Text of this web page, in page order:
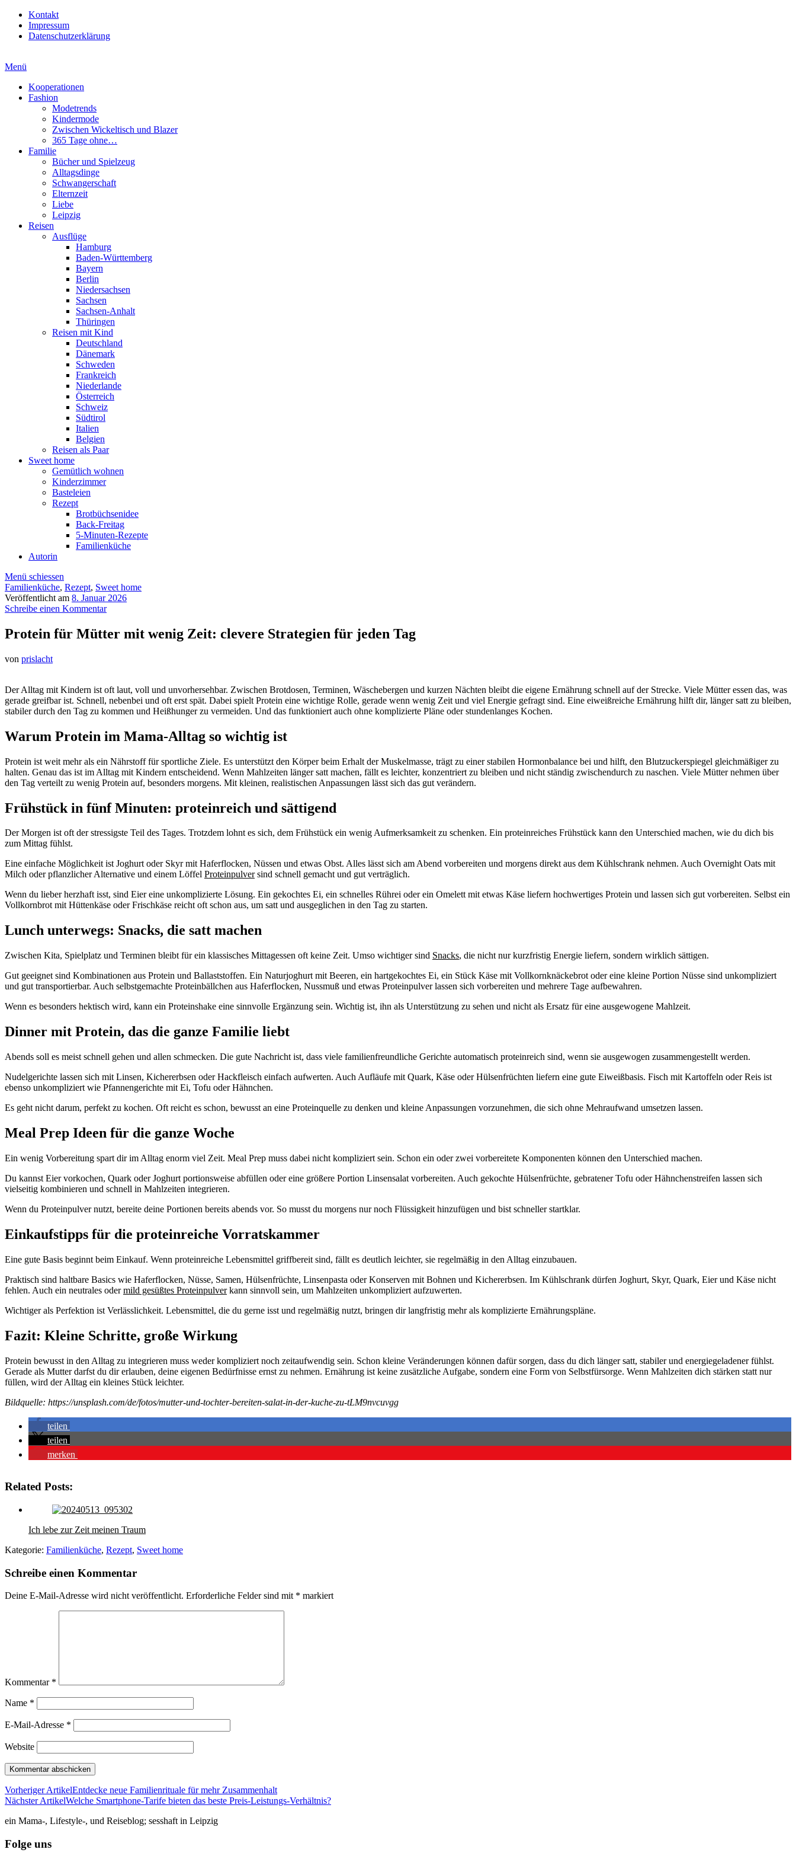
Kontakt
Impressum
Datenschutzerklärung
Menü
Kooperationen
Fashion
Modetrends
Kindermode
Zwischen Wickeltisch und Blazer
365 Tage ohne…
Familie
Bücher und Spielzeug
Alltagsdinge
Schwangerschaft
Elternzeit
Liebe
Leipzig
Reisen
Ausflüge
Hamburg
Baden-Württemberg
Bayern
Berlin
Niedersachsen
Sachsen
Sachsen-Anhalt
Thüringen
Reisen mit Kind
Deutschland
Dänemark
Schweden
Frankreich
Niederlande
Österreich
Schweiz
Südtirol
Italien
Belgien
Reisen als Paar
Sweet home
Gemütlich wohnen
Kinderzimmer
Basteleien
Rezept
Brotbüchsenidee
Back-Freitag
5-Minuten-Rezepte
Familienküche
Autorin
Menü schiessen
Familienküche, Rezept, Sweet home
Veröffentlicht am 8. Januar 2026
Schreibe einen Kommentar
Protein für Mütter mit wenig Zeit: clevere Strategien für jeden Tag
von prislacht
Der Alltag mit Kindern ist oft laut, voll und unvorhersehbar. Zwischen Brotdosen, Terminen, Wäschebergen und kurzen Nächten bleibt die eigene Ernährung schnell auf der Strecke. Viele Mütter essen das, was
gerade greifbar ist. Schnell, nebenbei und oft erst spät. Dabei spielt Protein eine wichtige Rolle, gerade wenn wenig Zeit und viel Energie gefragt sind. Eine eiweißreiche Ernährung hilft dir, länger satt zu bleiben,
stabiler durch den Tag zu kommen und Heißhunger zu vermeiden. Und das funktioniert auch ohne komplizierte Pläne oder stundenlanges Kochen.
Warum Protein im Mama-Alltag so wichtig ist
Protein ist weit mehr als ein Nährstoff für sportliche Ziele. Es unterstützt den Körper beim Erhalt der Muskelmasse, trägt zu einer stabilen Hormonbalance bei und hilft, den Blutzuckerspiegel gleichmäßiger zu
halten. Genau das ist im Alltag mit Kindern entscheidend. Wenn Mahlzeiten länger satt machen, fällt es leichter, konzentriert zu bleiben und nicht ständig zwischendurch zu naschen. Viele Mütter nehmen über
den Tag verteilt zu wenig Protein auf, besonders morgens. Mit kleinen, realistischen Anpassungen lässt sich das gut verändern.
Frühstück in fünf Minuten: proteinreich und sättigend
Der Morgen ist oft der stressigste Teil des Tages. Trotzdem lohnt es sich, dem Frühstück ein wenig Aufmerksamkeit zu schenken. Ein proteinreiches Frühstück kann den Unterschied machen, wie du dich bis
zum Mittag fühlst.
Eine einfache Möglichkeit ist Joghurt oder Skyr mit Haferflocken, Nüssen und etwas Obst. Alles lässt sich am Abend vorbereiten und morgens direkt aus dem Kühlschrank nehmen. Auch Overnight Oats mit
Milch oder pflanzlicher Alternative und einem Löffel Proteinpulversind schnell gemacht und gut verträglich.
Wenn du lieber herzhaft isst, sind Eier eine unkomplizierte Lösung. Ein gekochtes Ei, ein schnelles Rührei oder ein Omelett mit etwas Käse liefern hochwertiges Protein und lassen sich gut vorbereiten. Selbst ein
Vollkornbrot mit Hüttenkäse oder Frischkäse reicht oft schon aus, um satt und ausgeglichen in den Tag zu starten.
Lunch unterwegs: Snacks, die satt machen
Zwischen Kita, Spielplatz und Terminen bleibt für ein klassisches Mittagessen oft keine Zeit. Umso wichtiger sind Snacks, die nicht nur kurzfristig Energie liefern, sondern wirklich sättigen.
Gut geeignet sind Kombinationen aus Protein und Ballaststoffen. Ein Naturjoghurt mit Beeren, ein hartgekochtes Ei, ein Stück Käse mit Vollkornknäckebrot oder eine kleine Portion Nüsse sind unkompliziert
und gut transportierbar. Auch selbstgemachte Proteinbällchen aus Haferflocken, Nussmuß und etwas Proteinpulver lassen sich vorbereiten und mehrere Tage aufbewahren.
Wenn es besonders hektisch wird, kann ein Proteinshake eine sinnvolle Ergänzung sein. Wichtig ist, ihn als Unterstützung zu sehen und nicht als Ersatz für eine ausgewogene Mahlzeit.
Dinner mit Protein, das die ganze Familie liebt
Abends soll es meist schnell gehen und allen schmecken. Die gute Nachricht ist, dass viele familienfreundliche Gerichte automatisch proteinreich sind, wenn sie ausgewogen zusammengestellt werden.
Nudelgerichte lassen sich mit Linsen, Kichererbsen oder Hackfleisch einfach aufwerten. Auch Aufläufe mit Quark, Käse oder Hülsenfrüchten liefern eine gute Eiweißbasis. Fisch mit Kartoffeln oder Reis ist
ebenso unkompliziert wie Pfannengerichte mit Ei, Tofu oder Hähnchen.
Es geht nicht darum, perfekt zu kochen. Oft reicht es schon, bewusst an eine Proteinquelle zu denken und kleine Anpassungen vorzunehmen, die sich ohne Mehraufwand umsetzen lassen.
Meal Prep Ideen für die ganze Woche
Ein wenig Vorbereitung spart dir im Alltag enorm viel Zeit. Meal Prep muss dabei nicht kompliziert sein. Schon ein oder zwei vorbereitete Komponenten können den Unterschied machen.
Du kannst Eier vorkochen, Quark oder Joghurt portionsweise abfüllen oder eine größere Portion Linsensalat vorbereiten. Auch gekochte Hülsenfrüchte, gebratener Tofu oder Hähnchenstreifen lassen sich
vielseitig kombinieren und schnell in Mahlzeiten integrieren.
Wenn du Proteinpulver nutzt, bereite deine Portionen bereits abends vor. So musst du morgens nur noch Flüssigkeit hinzufügen und bist schneller startklar.
Einkaufstipps für die proteinreiche Vorratskammer
Eine gute Basis beginnt beim Einkauf. Wenn proteinreiche Lebensmittel griffbereit sind, fällt es deutlich leichter, sie regelmäßig in den Alltag einzubauen.
Praktisch sind haltbare Basics wie Haferflocken, Nüsse, Samen, Hülsenfrüchte, Linsenpasta oder Konserven mit Bohnen und Kichererbsen. Im Kühlschrank dürfen Joghurt, Skyr, Quark, Eier und Käse nicht
fehlen. Auch ein neutrales odermild gesüßtes Proteinpulverkann sinnvoll sein, um Mahlzeiten unkompliziert aufzuwerten.
Wichtiger als Perfektion ist Verlässlichkeit. Lebensmittel, die du gerne isst und regelmäßig nutzt, bringen dir langfristig mehr als komplizierte Ernährungspläne.
Fazit: Kleine Schritte, große Wirkung
Protein bewusst in den Alltag zu integrieren muss weder kompliziert noch zeitaufwendig sein. Schon kleine Veränderungen können dafür sorgen, dass du dich länger satt, stabiler und energiegeladener fühlst.
Gerade als Mutter darfst du dir erlauben, deine eigenen Bedürfnisse ernst zu nehmen. Ernährung ist keine zusätzliche Aufgabe, sondern eine Form von Selbstfürsorge. Wenn Mahlzeiten dich stärken statt nur
füllen, wird der Alltag ein kleines Stück leichter.
Bildquelle: https://unsplash.com/de/fotos/mutter-und-tochter-bereiten-salat-in-der-kuche-zu-tLM9nvcuvgg
teilen
teilen
merken
Related Posts:
Ich lebe zur Zeit meinen Traum
Kategorie: Familienküche, Rezept, Sweet home
Schreibe einen Kommentar
Deine E-Mail-Adresse wird nicht veröffentlicht. Erforderliche Felder sind mit * markiert
Kommentar *
Name *
E-Mail-Adresse *
Website
Vorheriger ArtikelEntdecke neue Familienrituale für mehr Zusammenhalt
Nächster ArtikelWelche Smartphone-Tarife bieten das beste Preis-Leistungs-Verhältnis?
ein Mama-, Lifestyle-, und Reiseblog; sesshaft in Leipzig
Folge uns